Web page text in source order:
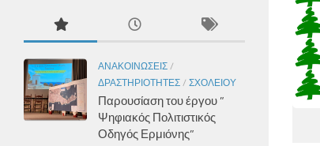
ΑΝΑΚΟΙΝΏΣΕΙΣ /
ΔΡΑΣΤΗΡΙΌΤΗΤΕΣ / ΣΧΟΛΕΊΟΥ
Παρουσίαση του έργου ”
Ψηφιακός Πολιτιστικός
Οδηγός Ερμιόνης”